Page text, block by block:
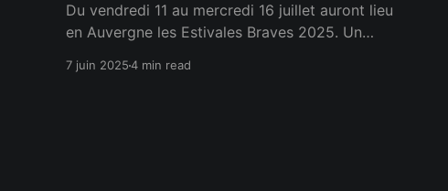
Du vendredi 11 au mercredi 16 juillet auront lieu
en Auvergne les Estivales Braves 2025. Un
passer des moments conviviaux et fraternels.
7 juin 20254 min read